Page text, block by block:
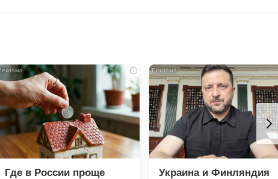
i
Где в России проще
Украина и Финляндия